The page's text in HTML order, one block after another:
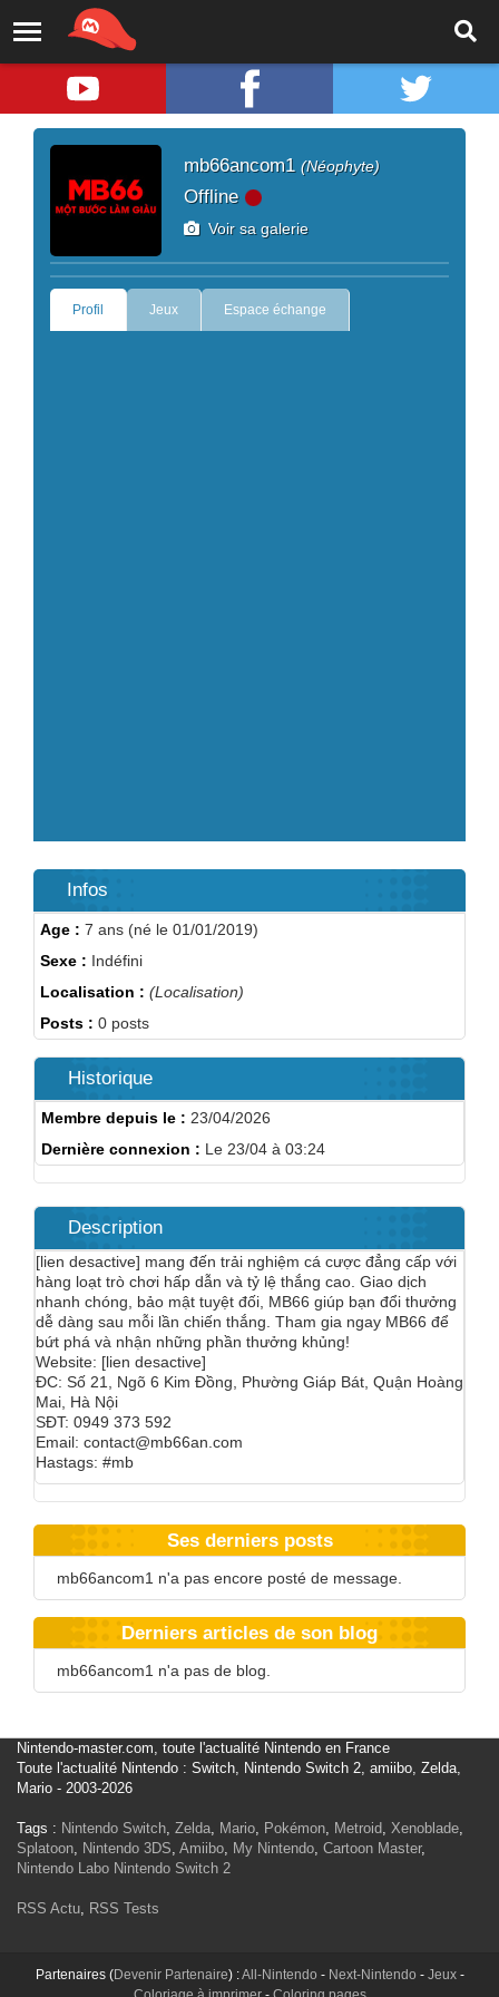
mb66ancom1 (Néophyte)
Offline
Voir sa galerie
Profil Jeux Espace échange
Infos
Age : 7 ans (né le 01/01/2019)
Sexe : Indéfini
Localisation : (Localisation)
Posts : 0 posts
Historique
Membre depuis le : 23/04/2026
Dernière connexion : Le 23/04 à 03:24
Description
[lien desactive] mang đến trải nghiệm cá cược đẳng cấp với
hàng loạt trò chơi hấp dẫn và tỷ lệ thắng cao. Giao dịch
nhanh chóng, bảo mật tuyệt đối, MB66 giúp bạn đổi thưởng
dễ dàng sau mỗi lần chiến thắng. Tham gia ngay MB66 để
bứt phá và nhận những phần thưởng khủng!
Website: [lien desactive]
ĐC: Số 21, Ngõ 6 Kim Đồng, Phường Giáp Bát, Quận Hoàng
Mai, Hà Nội
SĐT: 0949 373 592
Email: contact@mb66an.com
Hastags: #mb
Ses derniers posts
mb66ancom1 n'a pas encore posté de message.
Derniers articles de son blog
mb66ancom1 n'a pas de blog.
Nintendo-master.com, toute l'actualité Nintendo en France
Toute l'actualité Nintendo : Switch, Nintendo Switch 2, amiibo, Zelda,
Mario - 2003-2026
Tags : Nintendo Switch, Zelda, Mario, Pokémon, Metroid, Xenoblade,
Splatoon, Nintendo 3DS, Amiibo, My Nintendo, Cartoon Master,
Nintendo Labo Nintendo Switch 2
RSS Actu, RSS Tests
Partenaires (Devenir Partenaire) :All-Nintendo - Next-Nintendo - Jeux-